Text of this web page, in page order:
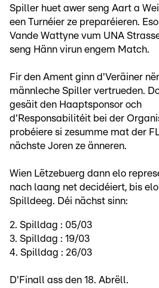
Spiller huet awer seng Aart a
een Turnéier ze preparéieren.
Vande Wattyne vum UNA
seng Hänn virun engem Match.
Fir den Ament ginn d'Veräiner
männleche Spiller vertrueden.
gesäit den Haaptsponsor och
d'Responsabilitéit bei der
probéiere si zesumme mat der
nächste Joren ze änneren.
Wien Lëtzebuerg dann elo
nach laang net decidéiert, bis
Spilldeeg. Déi nächst sinn:
2. Spilldag : 05/03
3. Spilldag : 19/03
4. Spilldag : 26/03
D'Finall ass den 18. Abrëll.